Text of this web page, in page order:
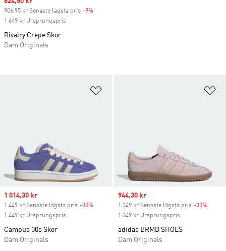
Sale price
1 014,30 kr
1 449 kr Senaste lägsta pris -30%
1 449 kr Ursprungspris
Campus 00s Skor
Dam Originals
Sale price
944,30 kr
1 349 kr Senaste lägsta pris -30%
1 349 kr Ursprungspris
adidas BRMD SHOES
Dam Originals
906,95 kr Senaste lägsta pris -9%
1 649 kr Ursprungspris
Rivalry Crepe Skor
Dam Originals